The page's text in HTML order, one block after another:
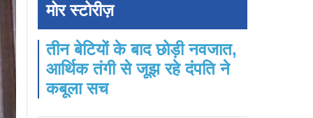
मोर स्टोरीज़
तीन बेटियों के बाद छोड़ी नवजात,
आर्थिक तंगी से जूझ रहे दंपति ने
कबूला सच